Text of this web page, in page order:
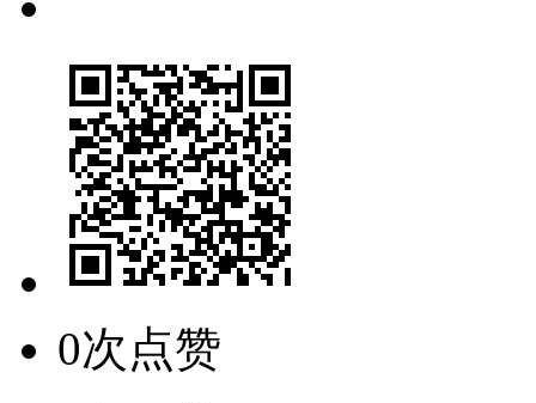
0次点赞